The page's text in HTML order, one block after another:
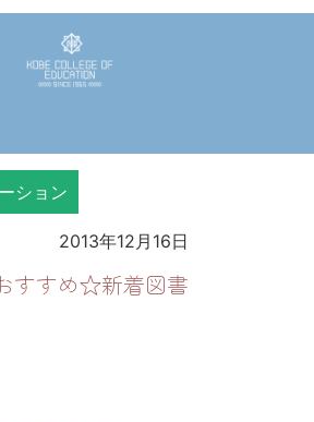
ション
2013年12月16日
すすめ☆新着図書